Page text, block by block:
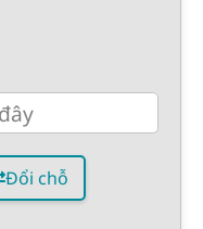
Đổi chỗ